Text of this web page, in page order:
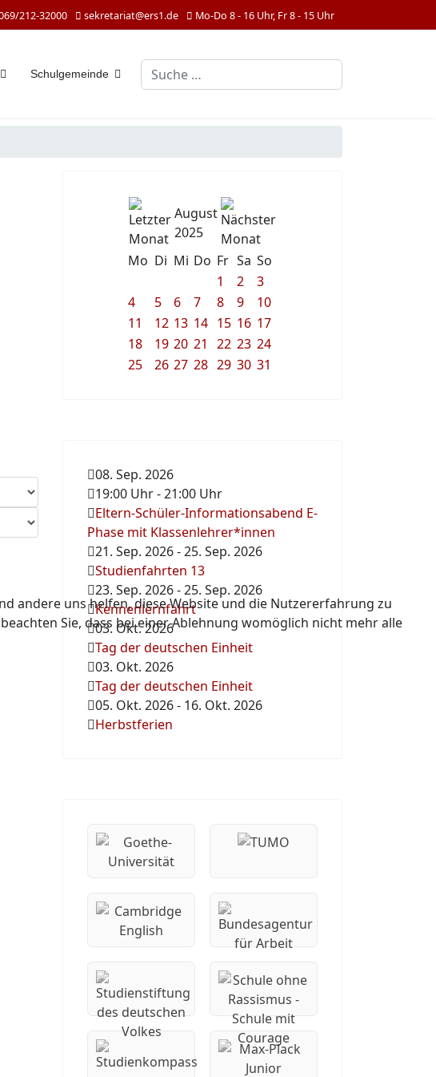
212-32000 sekretariat@ers1.de Mo-Do 8 - 16 Uhr, Fr 8 - 15 Uhr
Schulgemeinde Suchen
August
2025
Mo Di Mi Do Fr Sa So
1
2
3
4
5 6 7 8 9
10
11
12 13 14 15 16 17
18
19 20 21 22 23 24
25
26 27 28 29 30 31
08. Sep. 2026
19:00 Uhr-21:00 Uhr
Eltern-Schüler-Informationsabend E-
Phase mit Klassenlehrer*innen
21. Sep. 2026-25. Sep. 2026
Studienfahrten 13
23. Sep. 2026-25. Sep. 2026
Kennenlernfahrt
03. Okt. 2026
Tag der deutschen Einheit
03. Okt. 2026
Tag der deutschen Einheit
05. Okt. 2026- 16. Okt. 2026
Herbstferien
andere uns helfen, diese Website und die Nutzererfahrung zu
Sie, dass bei einer Ablehnung womöglich nicht mehr alle